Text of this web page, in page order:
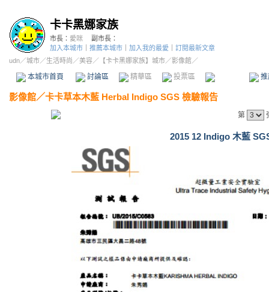
卡卡黑娜家族
市長： 愛咪
副市長：
加入本城市
推薦本城市 加入我的最愛
訂閱最新文章
udn／城市／生活時尚 ／美容／ 【卡卡黑娜家族】城市／影像館／
本城市首頁 討論區 精華區 投票區 影像館
影像館／卡卡草本木藍 Herbal Indigo SGS 檢驗報告
第
2015 12 Indigo 木藍